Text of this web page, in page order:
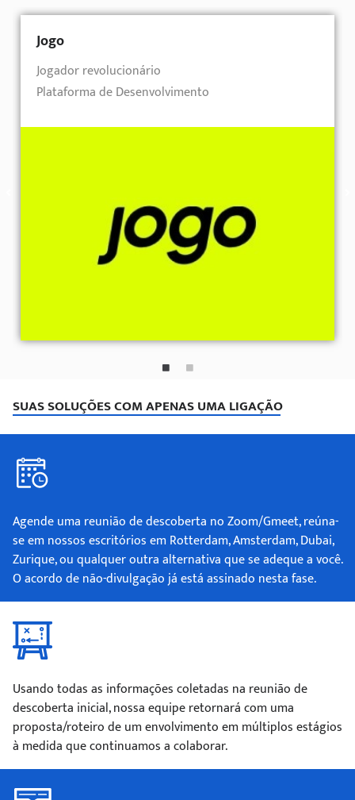
Jogo
Jogador revolucionário
Plataforma de Desenvolvimento
SUAS SOLUÇÕES COM APENAS UMA LIGAÇÃO
Agende uma reunião de descoberta no Zoom/Gmeet, reúna-
se em nossos escritórios em Rotterdam, Amsterdam, Dubai,
Zurique, ou qualquer outra alternativa que se adeque a você.
O acordo de não-divulgação já está assinado nesta fase.
Usando todas as informações coletadas na reunião de
descoberta inicial, nossa equipe retornará com uma
proposta/roteiro de um envolvimento em múltiplos estágios
à medida que continuamos a colaborar.